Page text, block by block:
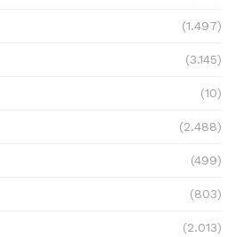
(1.497)
(3.145)
(10)
(2.488)
(499)
(803)
(2.013)